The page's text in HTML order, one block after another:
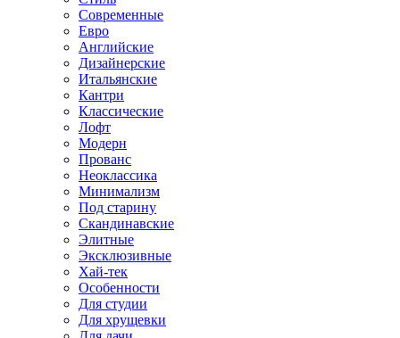
Современные
Евро
Английские
Дизайнерские
Итальянские
Кантри
Классические
Лофт
Модерн
Прованс
Неоклассика
Минимализм
Под старину
Скандинавские
Элитные
Эксклюзивные
Хай-тек
Особенности
Для студии
Для хрущевки